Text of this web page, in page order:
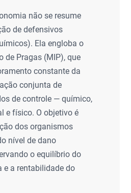
não se resume
de defensivos
Ela engloba o
de Pragas (MIP), que
constante da
conjunta de
de controle — químico,
e físico. O objetivo é
dos organismos
nível de dano
o equilíbrio do
e a rentabilidade do